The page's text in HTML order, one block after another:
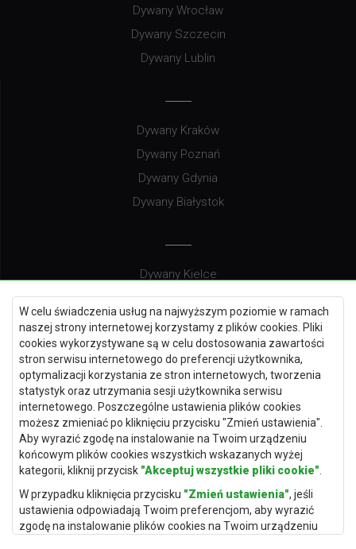
W celu świadczenia usług na najwyższym poziomie w ramach
naszej strony internetowej korzystamy z plików cookies. Pliki
cookies wykorzystywane są w celu dostosowania zawartości
stron serwisu internetowego do preferencji użytkownika,
optymalizacji korzystania ze stron internetowych, tworzenia
statystyk oraz utrzymania sesji użytkownika serwisu
internetowego. Poszczególne ustawienia plików cookies
możesz zmieniać po kliknięciu przycisku "Zmień ustawienia".
Aby wyrazić zgodę na instalowanie na Twoim urządzeniu
końcowym plików cookies wszystkich wskazanych wyżej
kategorii, kliknij przycisk "Akceptuj wszystkie pliki cookie"
W przypadku kliknięcia przycisku "Zmień ustawienia", jeśli
ustawienia odpowiadają Twoim preferencjom, aby wyrazić
zgodę na instalowanie plików cookies na Twoim urządzeniu
Dywany Wrocław
Dywany Szczecin
Dywany Lublin
Dywany Kraków
Dywany Poznań
Dywany Gdynia
Dywany Białystok
Dywany Kielce
Dywany Gdańsk
Dywany Toruń
Dywany Bydgoszcz
Dywany Łódź
Dywany Katowice
Dywany Rzeszów
Dywany Częstochowa